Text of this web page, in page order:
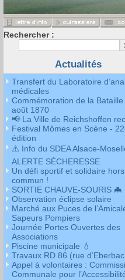
Rechercher :
Actualités
Transfert du Laboratoire
médicales
Commémoration de la Bataille
août 1870
📢 La Ville de Reichshoffen
Festival Mômes en Scène -
édition
⚠️ Info du SDEA Alsace-
ALERTE SÉCHERESSE
Un défi sportif et solidaire
commun !
SORTIE CHAUVE-SOURIS 🦇
Observation éclipse solaire
Marché aux Puces de
Sapeurs Pompiers
Journée Portes Ouvertes des
Associations
Piscine municipale 💧
Travaux RD 86 (rue
Appel à volontaires :
Communale pour